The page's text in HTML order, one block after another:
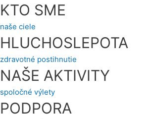
KTO SME
naše ciele
HLUCHOSLEPOTA
zdravotné postihnutie
NAŠE AKTIVITY
spoločné výlety
PODPORA